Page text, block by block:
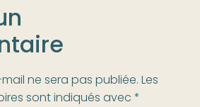
ne sera pas publiée.Les
sont indiqués avec*